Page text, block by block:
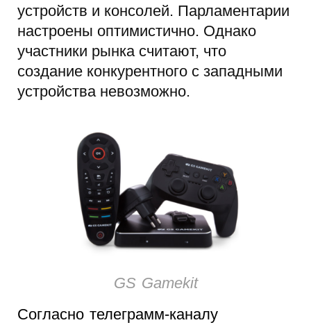
устройств и консолей. Парламентарии
настроены оптимистично. Однако
участники рынка считают, что
создание конкурентного с западными
устройства невозможно.
GS Gamekit
Согласно телеграмм-каналу